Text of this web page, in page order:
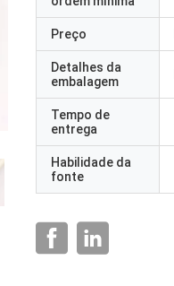
Preço
Detalhes da
embalagem
Tempo de
entrega
Habilidade da
fonte